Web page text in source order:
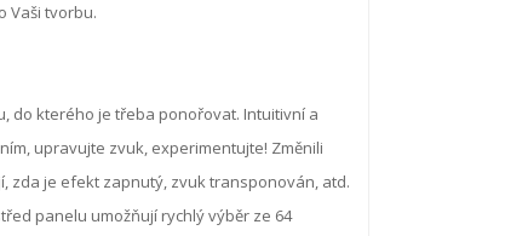
Vaši tvorbu.
do kterého je třeba ponořovat. Intuitivní a
upravujte zvuk, experimentujte! Změnili
zda je efekt zapnutý, zvuk transponován, atd.
panelu umožňují rychlý výběr ze 64